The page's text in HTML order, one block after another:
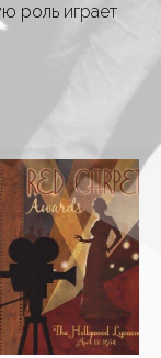
роль играет